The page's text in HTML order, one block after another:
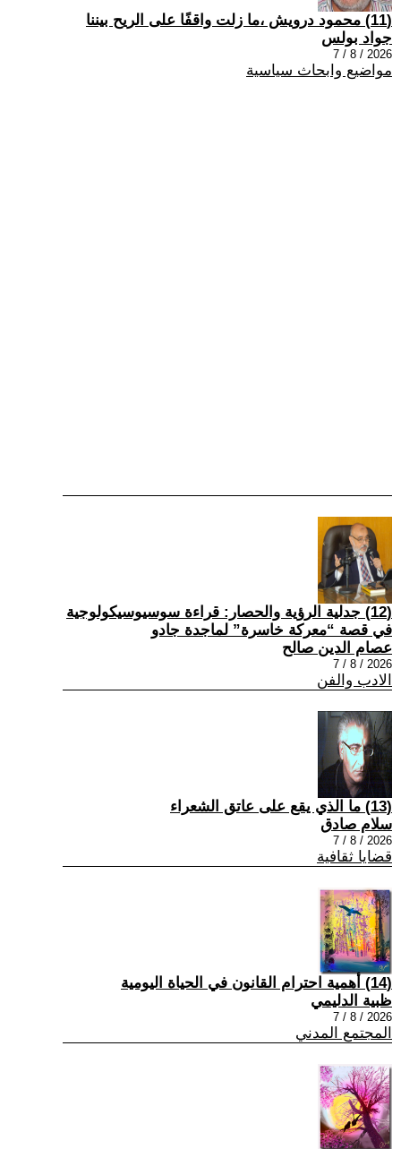
(11) محمود درويش ،ما زلت واقفًا على الريح بيننا
جواد بولس
2026 / 8 / 7
مواضيع وابحاث سياسية
(12) جدلية الرؤية والحصار: قراءة سوسيوسيكولوجية
في قصة “معركة خاسرة” لماجدة جادو
عصام الدين صالح
2026 / 8 / 7
الادب والفن
(13) ما الذي يقع على عاتق الشعراء
سلام صادق
2026 / 8 / 7
قضايا ثقافية
(14) أهمية احترام القانون في الحياة اليومية
ظبية الدليمي
2026 / 8 / 7
المجتمع المدني